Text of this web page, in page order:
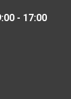
- 17:00